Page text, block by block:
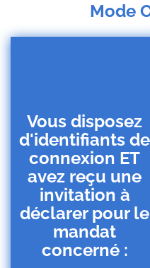
Mode
Vous disposez
d'identifiants de
connexion ET
avez reçu une
invitation à
déclarer pour le
mandat
concerné :